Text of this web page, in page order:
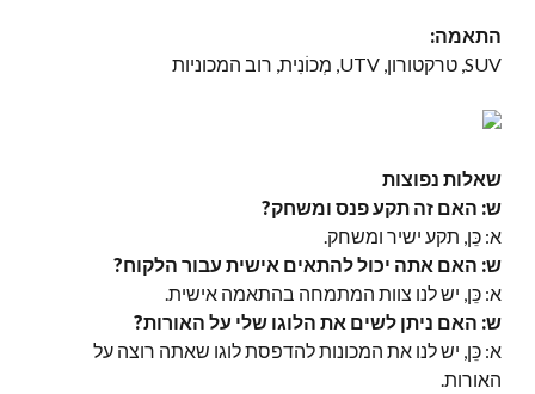
התאמה:
SUV, טרקטורון, UTV, מְכוֹנִית, רוב המכוניות
שאלות נפוצות
ש: האם זה תקע פנס ומשחק?
א: כֵּן, תקע ישיר ומשחק.
ש: האם אתה יכול להתאים אישית עבור הלקוח?
א: כֵּן, יש לנו צוות המתמחה בהתאמה אישית.
ש: האם ניתן לשים את הלוגו שלי על האורות?
א: כֵּן, יש לנו את המכונות להדפסת לוגו שאתה רוצה על
האורות.